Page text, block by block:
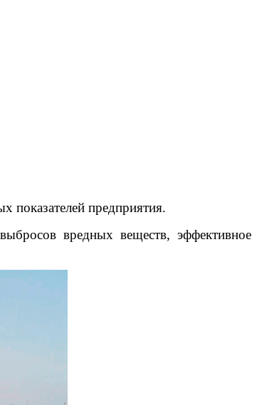
показателей предприятия.
вредных веществ, эффективное